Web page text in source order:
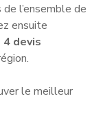
l’ensemble de
ensuite
4 devis
le meilleur